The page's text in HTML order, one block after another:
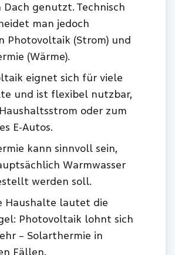
Dach genutzt. Technisch
man jedoch
Photovoltaik (Strom) und
(Wärme).
eignet sich für viele
und ist flexibel nutzbar,
oder zum
E-Autos.
kann sinnvoll sein,
Warmwasser
werden soll.
Haushalte lautet die
Photovoltaik lohnt sich
– Solarthermie in
Fällen.